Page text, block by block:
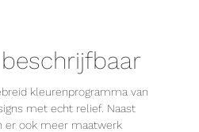
kleurenprogramma van
met echt relief. Naast
er ook meer maatwerk